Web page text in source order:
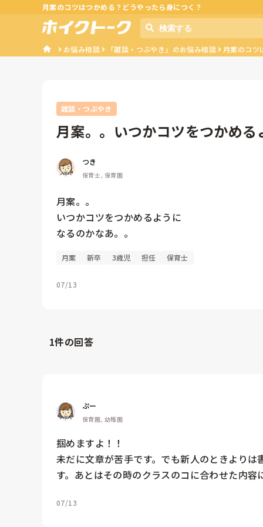
月案のコツはつかめる？どうやったら身につく？
お悩み相談 「雑談・つぶやき」のお悩み相談 月案のコツ
雑談・つぶやき
月案。。いつかコツをつかめ
つき
保育士, 保育園
月案。。
いつかコツをつかめるように
なるのかなあ。。
月案 新卒 3歳児 担任 保育士
07/13
1件の回答
ぷー
保育園, 幼稚園
掴めますよ！！
未だに文章が苦手です。でも新人のときより
す。あとはその時のクラスのコに合わせた内容
07/13